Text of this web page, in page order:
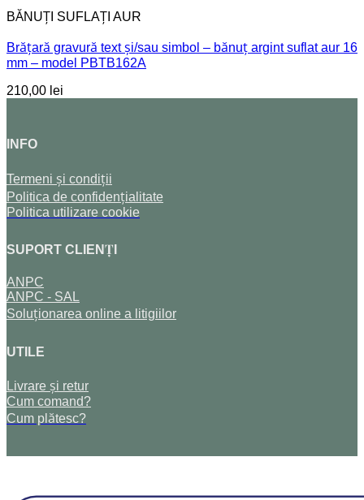
BĂNUȚI SUFLAȚI AUR
Brățară gravură text și/sau simbol – bănuț argint suflat aur 16
mm – model PBTB162A
210,00 lei
INFO
Termeni și condiții
Politica de confidențialitate
Politica utilizare cookie
SUPORT CLIENȚI
ANPC
ANPC - SAL
Soluționarea online a litigiilor
UTILE
Livrare și retur
Cum comand?
Cum plătesc?